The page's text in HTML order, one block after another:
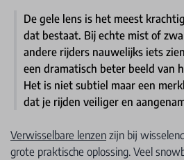
De gele lens is het meest
dat bestaat. Bij echte mist of
andere rijders nauwelijks iets
een dramatisch beter beeld van
Het is niet subtiel maar een
dat je rijden veiliger en
Verwisselbare lenzen zijn bij
grote praktische oplossing. Veel